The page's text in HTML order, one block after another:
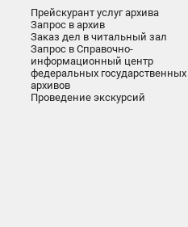
Прейскурант услуг архива
Запрос в архив
Заказ дел в читальный зал
Запрос в Справочно-
информационный центр
федеральных государственных
архивов
Проведение экскурсий